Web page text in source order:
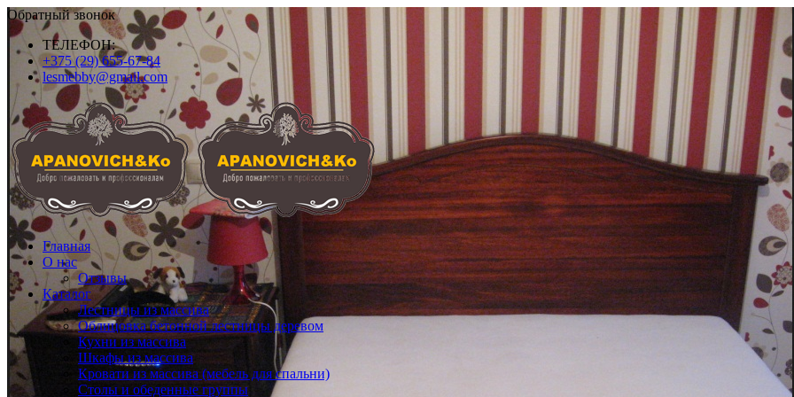
Обратный звонок
ТЕЛЕФОН:
+375 (29) 655-67-84
lesmebby@gmail.com
Главная
О нас
Отзывы
Каталог
Лестницы из массива
Облицовка бетонной лестницы деревом
Кухни из массива
Шкафы из массива
Кровати из массива (мебель для спальни)
Cтолы и обеденные группы